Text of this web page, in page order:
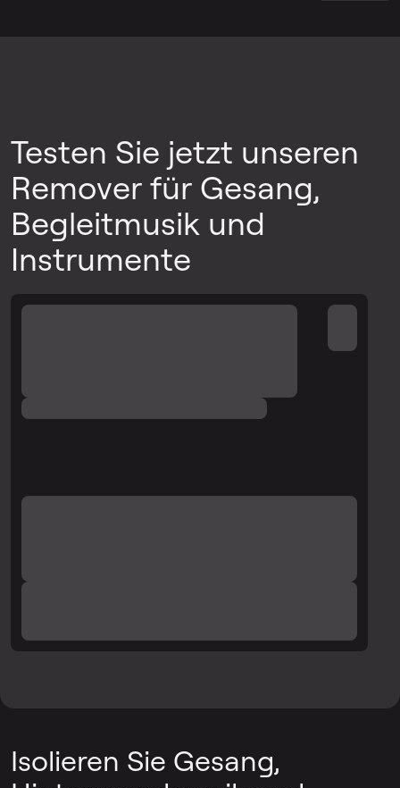
Testen Sie jetzt unseren
Remover für Gesang,
Begleitmusik und
Instrumente
Isolieren Sie Gesang,